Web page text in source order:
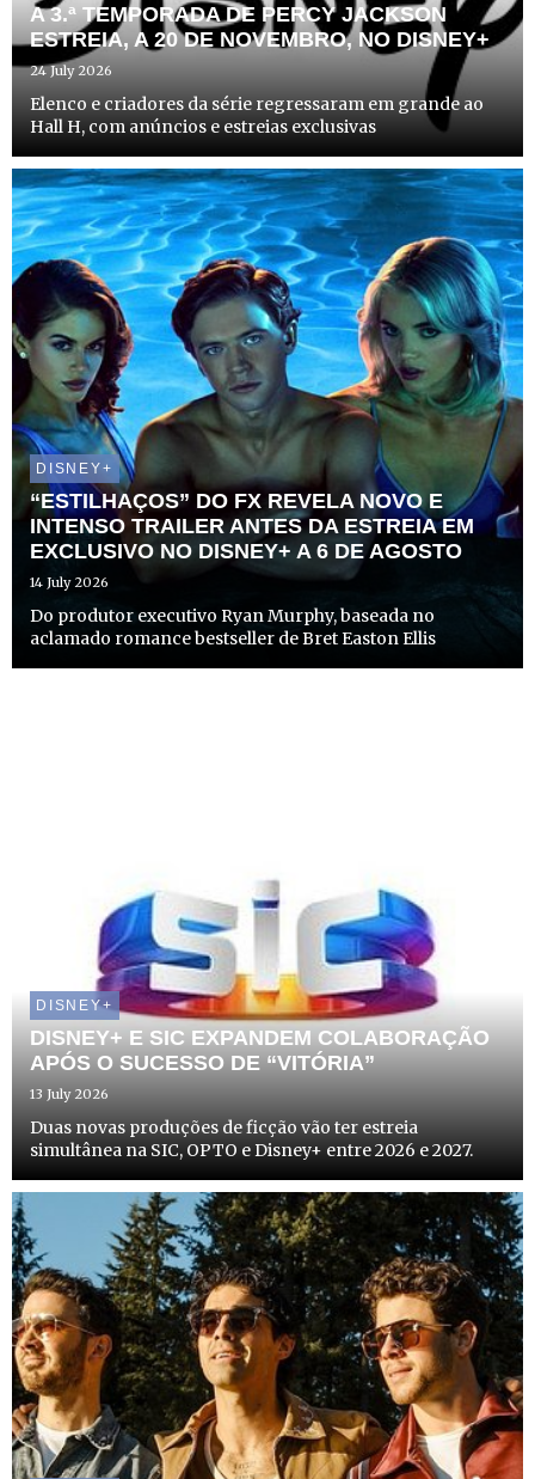
A 3.ª TEMPORADA DE PERCY JACKSON
ESTREIA, A 20 DE NOVEMBRO, NO DISNEY+
24 July 2026
Elenco e criadores da série regressaram em grande ao
Hall H, com anúncios e estreias exclusivas
DISNEY+
“ESTILHAÇOS” DO FX REVELA NOVO E
INTENSO TRAILER ANTES DA ESTREIA EM
EXCLUSIVO NO DISNEY+ A 6 DE AGOSTO
14 July 2026
Do produtor executivo Ryan Murphy, baseada no
aclamado romance bestseller de Bret Easton Ellis
DISNEY+
DISNEY+ E SIC EXPANDEM COLABORAÇÃO
APÓS O SUCESSO DE “VITÓRIA”
13 July 2026
Duas novas produções de ficção vão ter estreia
simultânea na SIC, OPTO e Disney+ entre 2026 e 2027.